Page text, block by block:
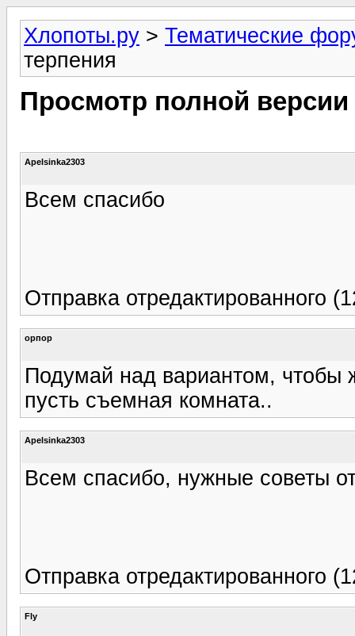
Хлопоты.ру > Тематические
терпения
Просмотр полной
Apelsinka2303
Всем спасибо
Отправка отредактированного
орпор
Подумай над вариантом, чтобы
пусть съемная комната..
Apelsinka2303
Всем спасибо, нужные советы
Отправка отредактированного
Fly